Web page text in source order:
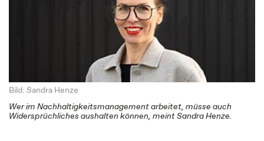
Bild: Sandra Henze
Wer im Nachhaltigkeitsmanagement arbeitet, müsse auch
Widersprüchliches aushalten können, meint Sandra Henze.